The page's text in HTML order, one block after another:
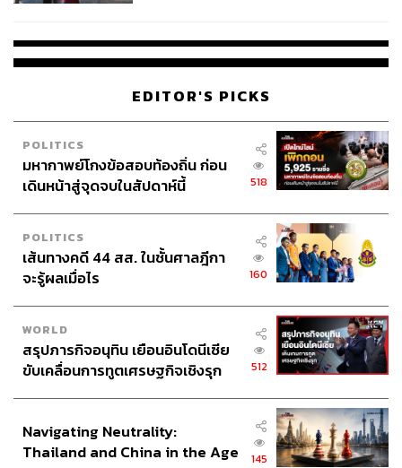
ภูริตา บุญล้อม
EDITOR'S PICKS
POLITICS
มหากาพย์โกงข้อสอบท้องถิ่น ก่อน
เดินหน้าสู่จุดจบในสัปดาห์นี้
518
POLITICS
เส้นทางคดี 44 สส. ในชั้นศาลฎีกา
จะรู้ผลเมื่อไร
160
WORLD
สรุปภารกิจอนุทิน เยือนอินโดนีเซีย
ขับเคลื่อนการทูตเศรษฐกิจเชิงรุก
512
Navigating Neutrality:
Thailand and China in the Age
145